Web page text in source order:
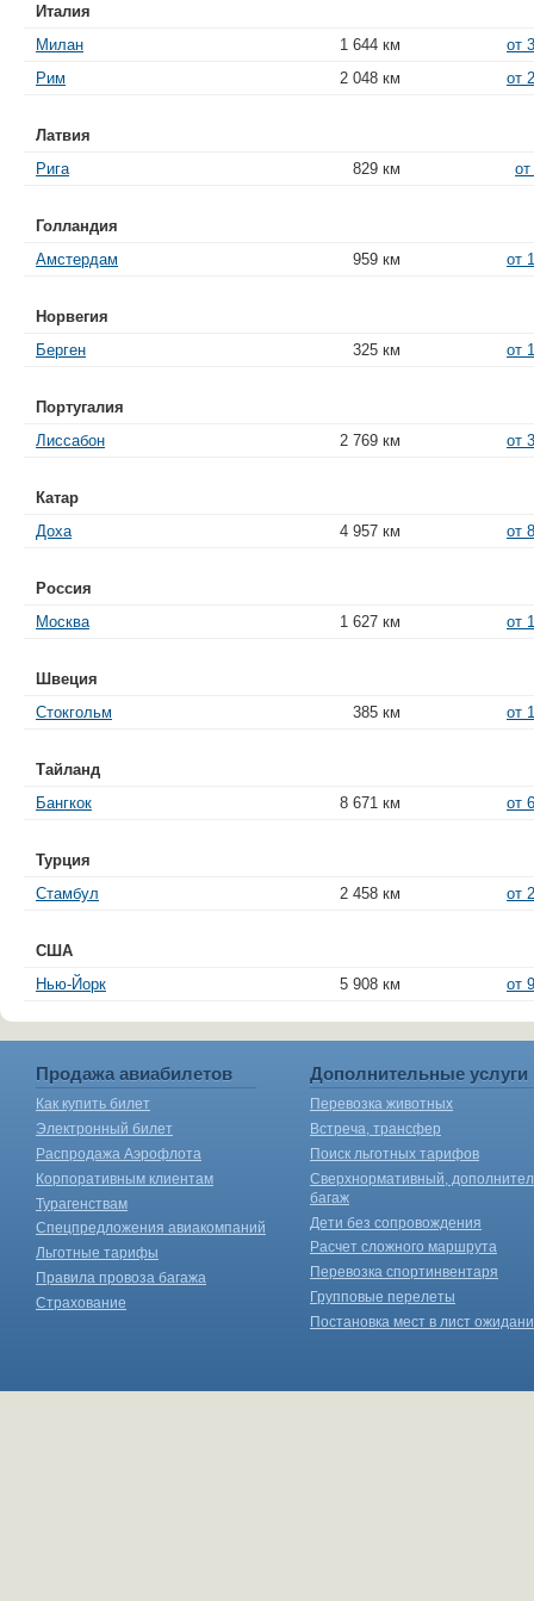
Италия
Милан
1 644 км
от
Рим
2 048 км от
Латвия
Рига
829 км
Голландия
Амстердам
959 км от
Норвегия
Берген
325 км от
Португалия
Лиссабон
2 769 км от
Катар
Доха
4 957 км от
Россия
Москва
1 627 км от
Швеция
Стокгольм
385 км от
Тайланд
Бангкок
8 671 км от
Турция
Стамбул
2 458 км от
США
Нью-Йорк
5 908 км от
Продажа авиабилетов
Как купить билет
Электронный билет
Распродажа Аэрофлота
Корпоративным клиентам
Турагенствам
Спецпредложения авиакомпаний
Льготные тарифы
Правила провоза багажа
Страхование
Дополнительные услуги
Перевозка животных
Встреча, трансфер
Поиск льготных тарифов
Сверхнормативный,
багаж
Дети без сопровождения
Расчет сложного маршрута
Перевозка спортинвентаря
Групповые перелеты
Постановка мест в лист